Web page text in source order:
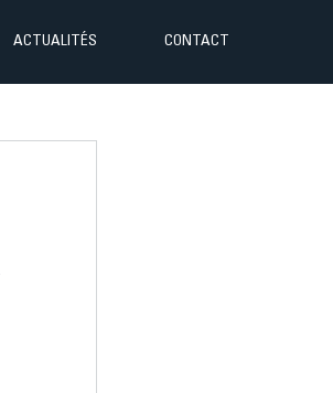
ACTUALITÉS CONTACT